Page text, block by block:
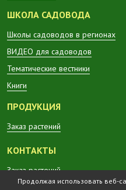
ШКОЛА САДОВОДА
Школы садоводов в регионах
ВИДЕО для садоводов
Тематические вестники
Книги
ПРОДУКЦИЯ
Заказ растений
КОНТАКТЫ
Заказ растений
Продолжая использовать веб-